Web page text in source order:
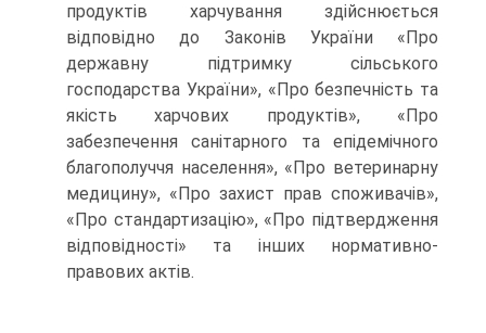
продуктів харчування здійснюється
відповідно до Законів України «Про
державну підтримку сільського
господарства України», «Про безпечність та
якість харчових продуктів», «Про
забезпечення санітарного та епідемічного
благополуччя населення», «Про ветеринарну
медицину», «Про захист прав споживачів»,
«Про стандартизацію», «Про підтвердження
відповідності» та інших нормативно-
правових актів.